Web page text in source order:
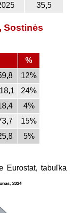
35,5
Sostinės
%
12%
24%
4%
15%
5%
Eurostat, tabuľka